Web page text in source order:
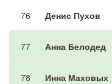
76 Денис Пухов
77 Анна Белодед
78 Инна Маховых